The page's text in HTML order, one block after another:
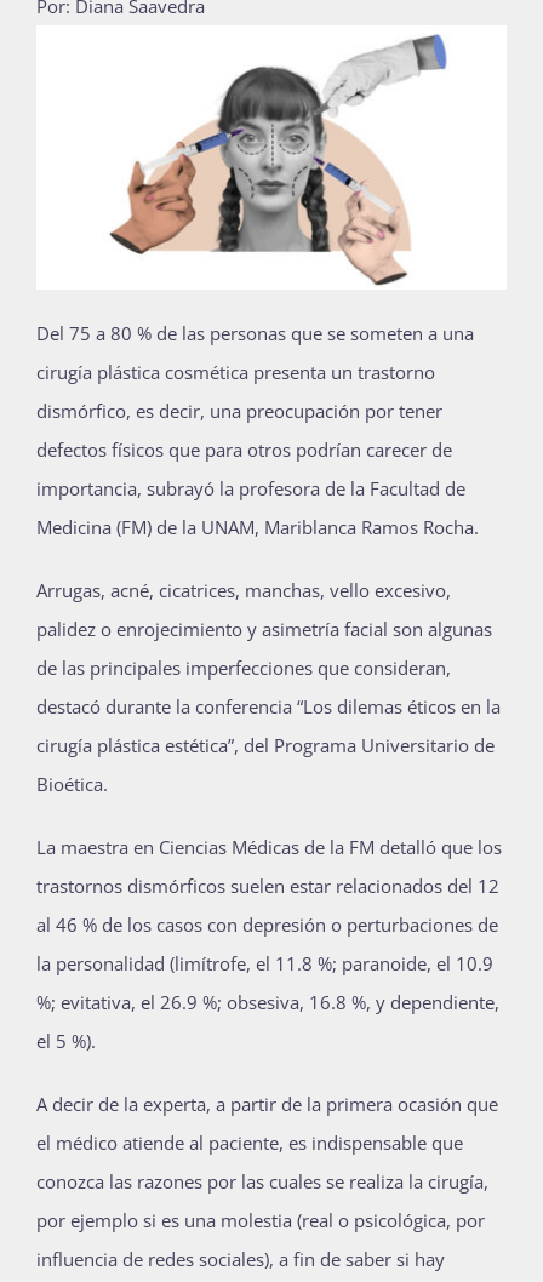
Por: Diana Saavedra
Del 75 a 80 % de las personas que se someten a una
cirugía plástica cosmética presenta un trastorno
dismórfico, es decir, una preocupación por tener
defectos físicos que para otros podrían carecer de
importancia, subrayó la profesora de la Facultad de
Medicina (FM) de la UNAM, Mariblanca Ramos Rocha.
Arrugas, acné, cicatrices, manchas, vello excesivo,
palidez o enrojecimiento y asimetría facial son algunas
de las principales imperfecciones que consideran,
destacó durante la conferencia “Los dilemas éticos en la
cirugía plástica estética”, del Programa Universitario de
Bioética.
La maestra en Ciencias Médicas de la FM detalló que los
trastornos dismórficos suelen estar relacionados del 12
al 46 % de los casos con depresión o perturbaciones de
la personalidad (limítrofe, el 11.8 %; paranoide, el 10.9
%; evitativa, el 26.9 %; obsesiva, 16.8 %, y dependiente,
el 5 %).
A decir de la experta, a partir de la primera ocasión que
el médico atiende al paciente, es indispensable que
conozca las razones por las cuales se realiza la cirugía,
por ejemplo si es una molestia (real o psicológica, por
influencia de redes sociales), a fin de saber si hay